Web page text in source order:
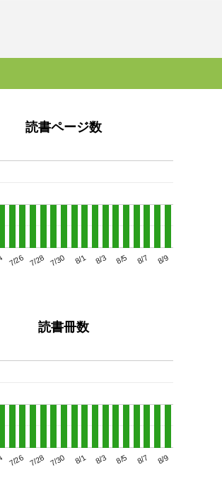
読書ページ数
7/26 7/28 7/30 8/1 8/3 8/5 8/7 8/9
読書冊数
7/26 7/28 7/30 8/1 8/3 8/5 8/7 8/9